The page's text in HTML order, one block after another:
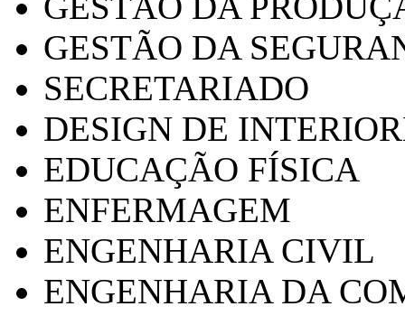
GESTÃO DA
SECRETARIADO
DESIGN DE
EDUCAÇÃO FÍSICA
ENFERMAGEM
ENGENHARIA CIVIL
ENGENHARIA DA